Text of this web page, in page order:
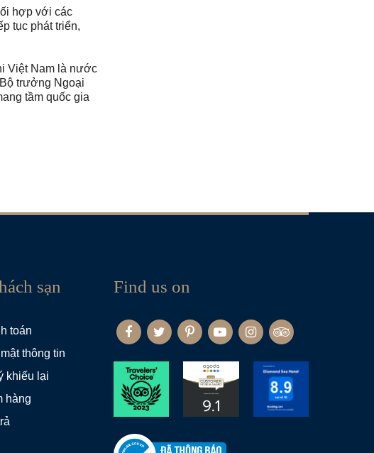
hợp với các
tục phát triển,
Việt Nam là nước
trưởng Ngoại
tầm quốc gia
sạn
toán
thông tin
khiếu lại
hàng
Find us on